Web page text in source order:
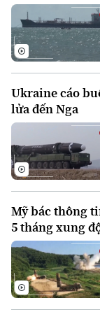
Sao
Điện ảnh
Thời trang
Âm nhạc
Ukraine cáo
lửa đến Nga
Mỹ bác thông
5 tháng xung